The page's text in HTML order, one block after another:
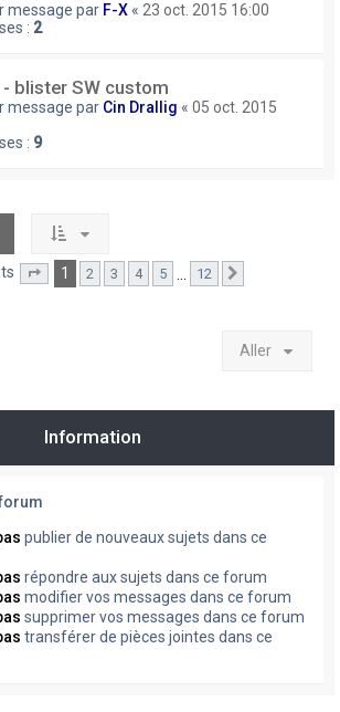
message par F-X « 23 oct. 2015 16:00
: 2
- blister SW custom
message par Cin Drallig « 05 oct. 2015
: 9
Page sur12
1 2 3 4 5 12
Aller
Information
publier de nouveaux sujets dans ce
répondre aux sujets dans ce forum
modifier vos messages dans ce forum
supprimer vos messages dans ce forum
transférer de pièces jointes dans ce